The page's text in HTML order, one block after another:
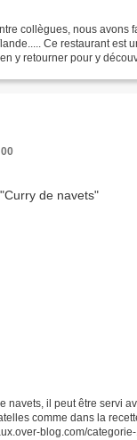
collègues, nous avons
Ce restaurant est
y retourner pour y
navets, il peut être servi
comme dans la
blog.com/